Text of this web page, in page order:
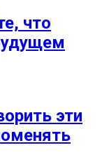
что
эти